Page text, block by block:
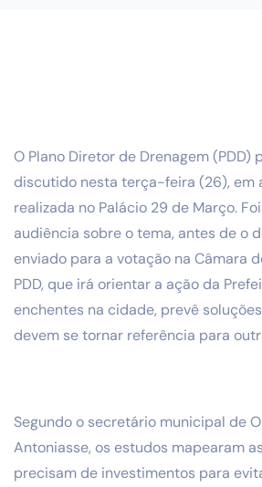
O Plano Diretor de Drenagem (PDD)
discutido nesta terça-feira (26), em
realizada no Palácio 29 de Março.
audiência sobre o tema, antes de o
enviado para a votação na Câmara
PDD, que irá orientar a ação da
enchentes na cidade, prevê
devem se tornar referência para
Segundo o secretário municipal de
Antoniasse, os estudos mapearam
precisam de investimentos para